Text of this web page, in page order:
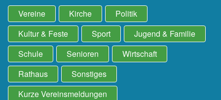
Vereine Kirche
Politik
Kultur & Feste
Sport
Jugend & Familie
Schule
Senioren
Wirtschaft
Rathaus
Sonstiges
Kurze Vereinsmeldungen